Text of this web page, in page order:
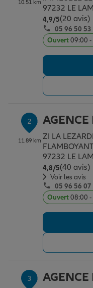
Assurance
Prévoyance et
Assurance animal
Protection de la
Protection juridique
Épargne & retraite
Plan épargne
Assurance vie
Placements
Investissements
Transmission
Vos projets
Partir en vacances
Déménager
Changer de voiture
Départ à la retraite
Conseil assurance
Outre-mer
Assurance auto
Assurance
Garantie des
Professionnels
Allianz en France
10.51 km
97232 LE
4,9/5Note de 4.9 sur 5
(20 avis)
05 96 50 53
Ouvert09:00
2
11.89 km ZI LA
97232 LE
4,8/5Note de 4.8 sur 5
(40 avis)
Voir les avis
05 96 56 07
Ouvert08:00
3 AGENCE